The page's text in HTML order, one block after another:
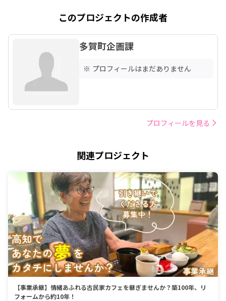
このプロジェクトの作成者
多賀町企画課
※ プロフィールはまだありません
プロフィールを見る
関連プロジェクト
【事業承継】情緒あふれる古民家カフェを継ぎませんか？築100年、リ
フォームから約10年！